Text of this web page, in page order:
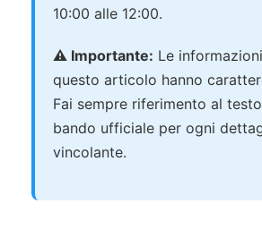
10:00 alle 12:00.
⚠️ Importante: Le
questo articolo hanno
Fai sempre riferimento al
bando ufficiale per ogni
vincolante.